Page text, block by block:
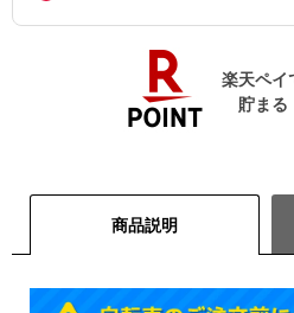
商品説明